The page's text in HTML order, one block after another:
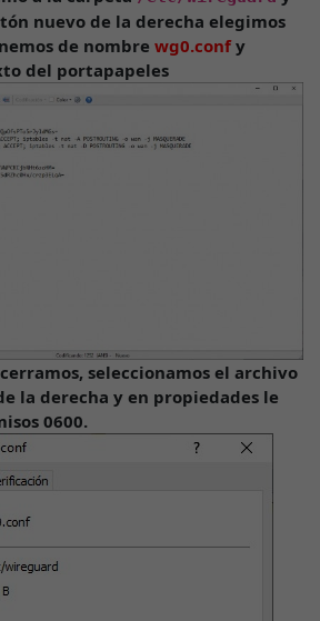
nuevo de la derecha elegimos
de nombre wg0.confy
del portapapeles
seleccionamos el archivo
la derecha y en propiedades le
0600.